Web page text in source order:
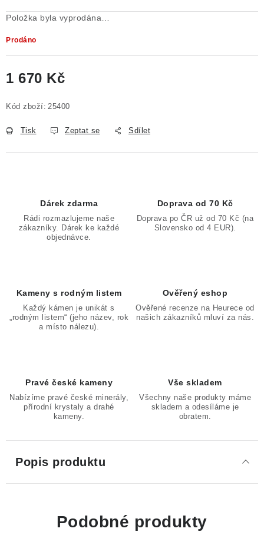
Položka byla vyprodána…
Prodáno
1 670 Kč
Kód zboží: 25400
Tisk Zeptat se Sdílet
Dárek zdarma
Rádi rozmazlujeme naše
zákazníky. Dárek ke každé
objednávce.
Doprava od 70 Kč
Doprava po ČR už od 70 Kč (na
Slovensko od 4 EUR).
Kameny s rodným listem
Každý kámen je unikát s
„rodným listem“ (jeho název, rok
a místo nálezu).
Ověřený eshop
Ověřené recenze na Heurece od
našich zákazníků mluví za nás.
Pravé české kameny
Nabízíme pravé české minerály,
přírodní krystaly a drahé
kameny.
Vše skladem
Všechny naše produkty máme
skladem a odesíláme je
obratem.
Popis produktu
Podobné produkty